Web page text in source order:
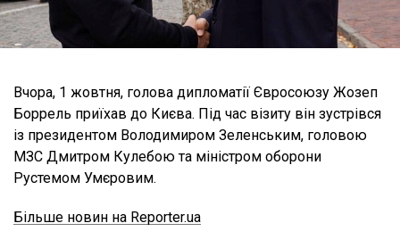
Вчора, 1 жовтня, голова дипломатії Євросоюзу Жозеп
Боррель приїхав до Києва. Під час візиту він зустрівся
із президентом Володимиром Зеленським, головою
МЗС Дмитром Кулебою та міністром оборони
Рустемом Умєровим.
Більше новин на Reporter.ua